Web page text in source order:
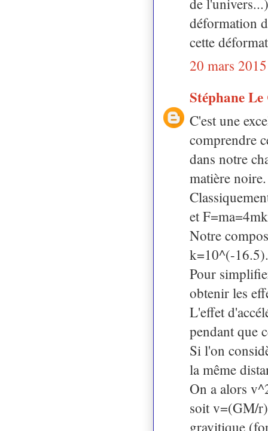
déformation
cette
20 mars
Stéphane
C'est une
comprendre
dans notre
matière noire.
et
Notre
k=10^(-16.5).
Pour
obtenir les
L'effet
pendant que
Si l'on
la même
On a alors
soit v=(GM/
gravitique